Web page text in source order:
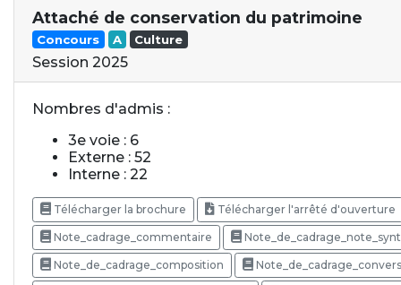
Attaché de conservation du patrimoine
Concours A Culture
Session 2025
Nombres d'admis :
3e voie : 6
Externe : 52
Interne : 22
Télécharger la brochure Télécharger l'arrêté d'ouverture
Note_cadrage_commentaire
Note_de_cadrage_composition